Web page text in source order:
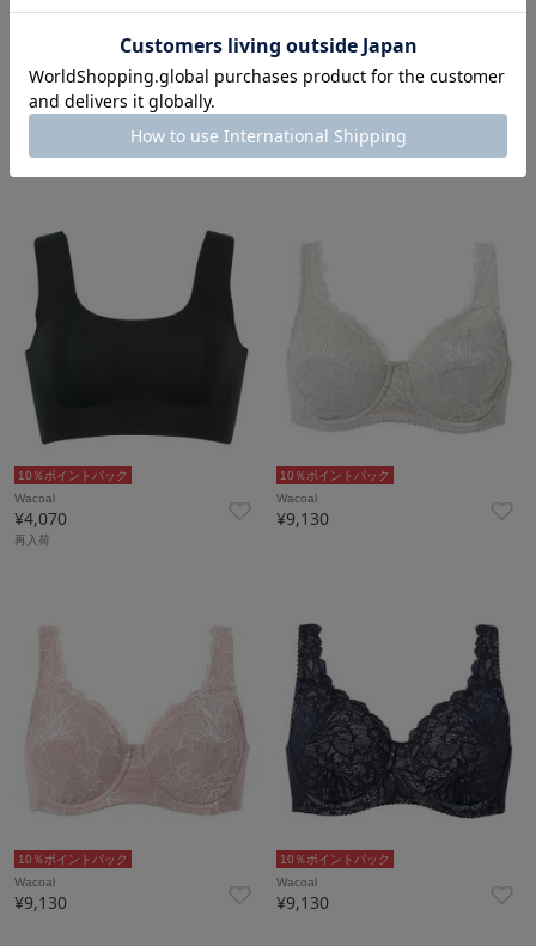
10％ポイントバック
Wacoal
10％ポイントバック
Wacoal
¥4,070
10％ポイントバック
Wacoal
¥4,070
再入荷
10％ポイントバック
Wacoal
¥9,130
10％ポイントバック
Wacoal
¥9,130
10％ポイントバック
Wacoal
¥9,130